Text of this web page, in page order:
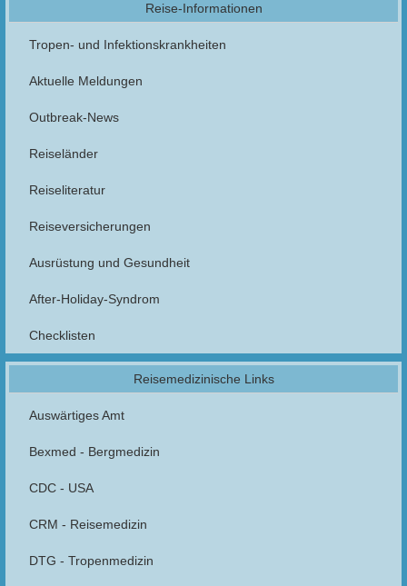
Reise-Informationen
Tropen- und Infektionskrankheiten
Aktuelle Meldungen
Outbreak-News
Reiseländer
Reiseliteratur
Reiseversicherungen
Ausrüstung und Gesundheit
After-Holiday-Syndrom
Checklisten
Reisemedizinische Links
Auswärtiges Amt
Bexmed - Bergmedizin
CDC - USA
CRM - Reisemedizin
DTG - Tropenmedizin